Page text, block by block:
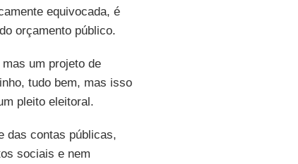
equivocada, é
orçamento público.
um projeto de
tudo bem, mas isso
pleito eleitoral.
das contas públicas,
sociais e nem